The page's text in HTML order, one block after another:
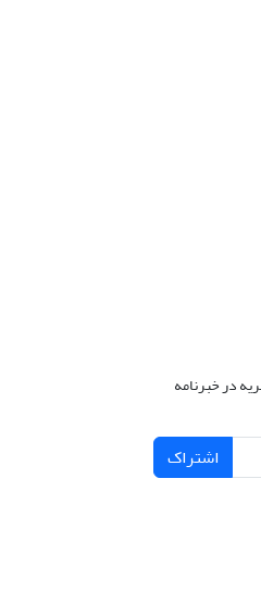
در خبرنامه
اشتراک